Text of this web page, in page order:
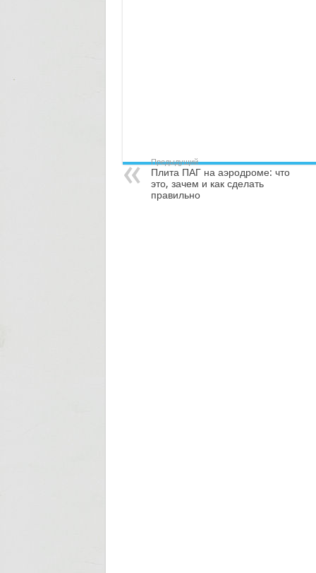
Предыдущий
Плита ПАГ на аэродроме: что
это, зачем и как сделать
правильно